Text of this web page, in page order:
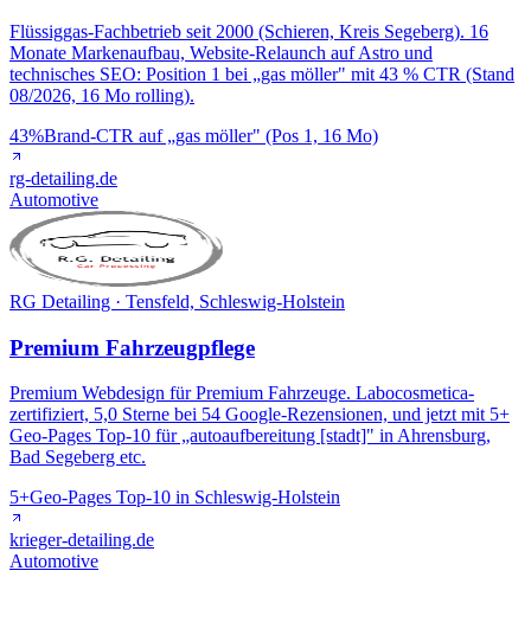
Flüssiggas-Fachbetrieb seit 2000 (Schieren, Kreis Segeberg). 16
Monate Markenaufbau, Website-Relaunch auf Astro und
technisches SEO: Position 1 bei „gas möller" mit 43 % CTR (Stand
08/2026, 16 Mo rolling).
43%Brand-CTR auf „gas möller" (Pos 1, 16 Mo)
rg-detailing.de
Automotive
RG Detailing · Tensfeld, Schleswig-Holstein
Premium Fahrzeugpflege
Premium Webdesign für Premium Fahrzeuge. Labocosmetica-
zertifiziert, 5,0 Sterne bei 54 Google-Rezensionen, und jetzt mit 5+
Geo-Pages Top-10 für „autoaufbereitung [stadt]" in Ahrensburg,
Bad Segeberg etc.
5+Geo-Pages Top-10 in Schleswig-Holstein
krieger-detailing.de
Automotive